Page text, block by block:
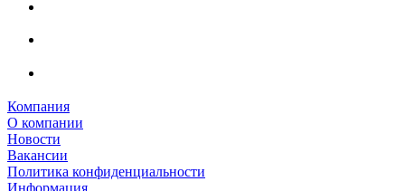
Компания
О компании
Новости
Вакансии
Политика конфиденциальности
Информация